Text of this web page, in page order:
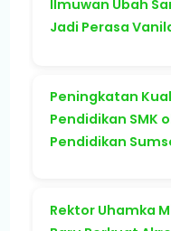
Ilmuwan Ubah
Jadi Perasa
Peningkatan
Pendidikan SMK
Pendidikan
Rektor Uhamka